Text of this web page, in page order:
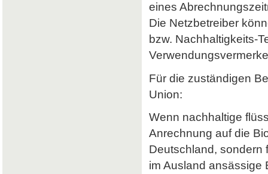
eines
Die Netzbetreiber
bzw. Nachhaltigkeits-
Für die zuständigen
Union:
Wenn nachhaltige
Anrechnung auf die
Deutschland, sondern
im Ausland ansässige